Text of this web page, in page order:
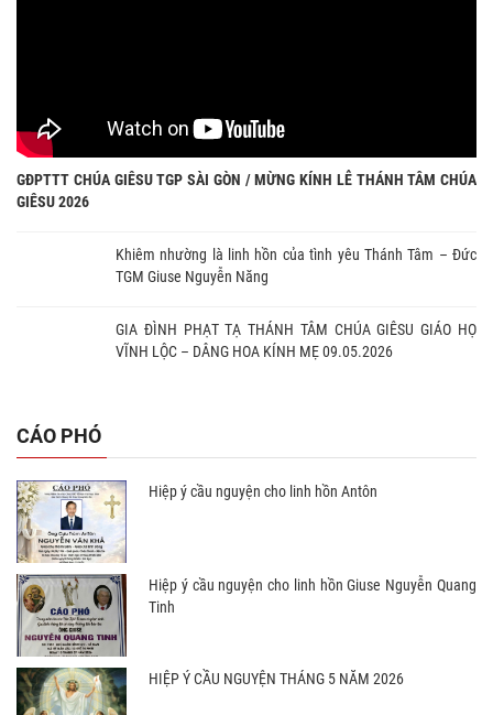
GĐPTTT CHÚA GIÊSU TGP SÀI GÒN / MỪNG KÍNH LỄ THÁNH TÂM CHÚA
GIÊSU 2026
Khiêm nhường là linh hồn của tình yêu Thánh Tâm – Đức
TGM Giuse Nguyễn Năng
GIA ĐÌNH PHẠT TẠ THÁNH TÂM CHÚA GIÊSU GIÁO HỌ
VĨNH LỘC – DÂNG HOA KÍNH MẸ 09.05.2026
CÁO PHÓ
Hiệp ý cầu nguyện cho linh hồn Antôn
Hiệp ý cầu nguyện cho linh hồn Giuse Nguyễn Quang
Tinh
HIỆP Ý CẦU NGUYỆN THÁNG 5 NĂM 2026